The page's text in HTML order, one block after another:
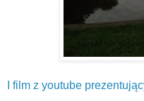
I film z youtube